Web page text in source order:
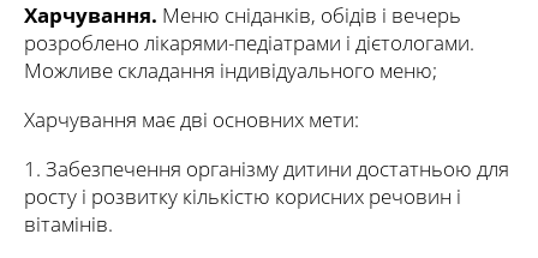
Харчування. Меню сніданків, обідів і вечерь
розроблено лікарями-педіатрами і дієтологами.
Можливе складання індивідуального меню;
Харчування має дві основних мети:
1.​ Забезпечення організму дитини достатньою для
росту і розвитку кількістю корисних речовин і
вітамінів.